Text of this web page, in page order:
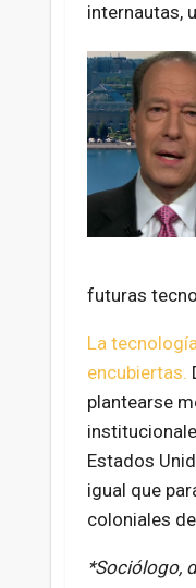
internautas,
futuras
La
encubiertas.
plantearse
Estados
igual que
coloniales
*Sociólogo,